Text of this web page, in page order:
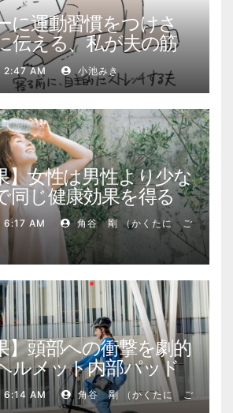
に運動習慣をつけさ
伝える、私が夫の筋
やした5ステップ
2:47 AM 小池みき
】女性は男性より少な
同じ健康効果を得る
AM
角谷 剛 （かくたに ご
】頭部への衝撃を劇的
ルメット内部パッド
6:14 AM
角谷 剛 （かくたに ご